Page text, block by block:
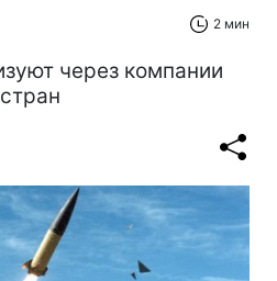
2 мин
через компании